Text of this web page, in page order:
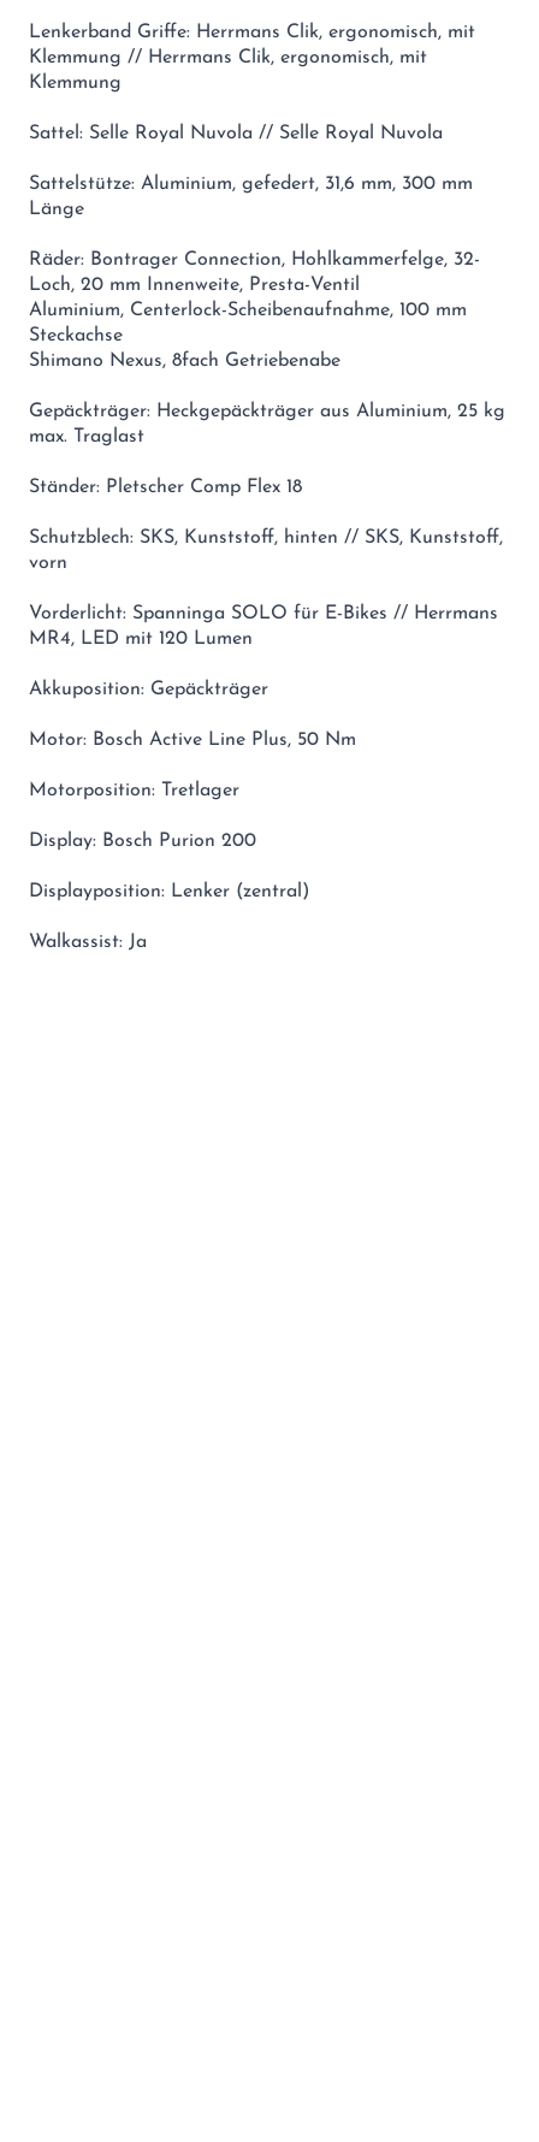
Lenkerband Griffe: Herrmans Clik, ergonomisch, mit
Klemmung // Herrmans Clik, ergonomisch, mit
Klemmung
Sattel: Selle Royal Nuvola // Selle Royal Nuvola
Sattelstütze: Aluminium, gefedert, 31,6 mm, 300 mm
Länge
Räder: Bontrager Connection, Hohlkammerfelge, 32-
Loch, 20 mm Innenweite, Presta-Ventil
Aluminium, Centerlock-Scheibenaufnahme, 100 mm
Steckachse
Shimano Nexus, 8fach Getriebenabe
Gepäckträger: Heckgepäckträger aus Aluminium, 25 kg
max. Traglast
Ständer: Pletscher Comp Flex 18
Schutzblech: SKS, Kunststoff, hinten // SKS, Kunststoff,
vorn
Vorderlicht: Spanninga SOLO für E-Bikes // Herrmans
MR4, LED mit 120 Lumen
Akkuposition: Gepäckträger
Motor: Bosch Active Line Plus, 50 Nm
Motorposition: Tretlager
Display: Bosch Purion 200
Displayposition: Lenker (zentral)
Walkassist: Ja